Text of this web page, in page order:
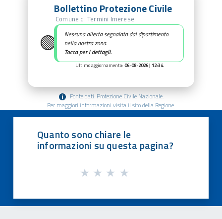
🟢
Bollettino Protezione Civile
Comune di Termini Imerese
Nessuna allerta segnalata dal dipartimento
nella nostra zona.
Tocca per i dettagli.
Ultimo aggiornamento: 06-08-2026 | 12:34
Fonte dati: Protezione Civile Nazionale.
Per maggiori informazioni visita il sito della Regione.
Quanto sono chiare le
informazioni su questa pagina?